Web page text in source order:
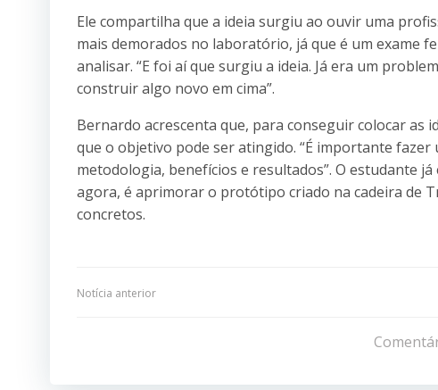
Ele compartilha que a ideia surgiu ao ouvir uma
mais demorados no laboratório, já que é um exame
analisar. “E foi aí que surgiu a ideia. Já era um
construir algo novo em cima”.
Bernardo acrescenta que, para conseguir colocar as
que o objetivo pode ser atingido. “É importante
metodologia, benefícios e resultados”. O estudante
agora, é aprimorar o protótipo criado na cadeira de
concretos.
Navegação
Notícia anterior